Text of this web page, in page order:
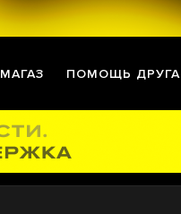
МАГАЗ ПОМОЩЬ ДРУГА